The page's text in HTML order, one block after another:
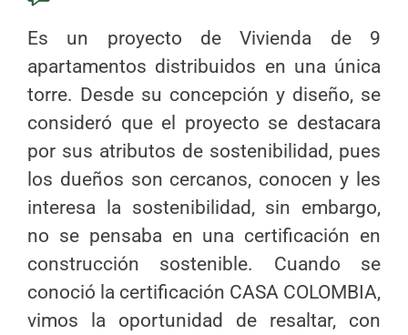
Es un proyecto de Vivienda de 9
apartamentos distribuidos en una única
torre. Desde su concepción y diseño, se
consideró que el proyecto se destacara
por sus atributos de sostenibilidad, pues
los dueños son cercanos, conocen y les
interesa la sostenibilidad, sin embargo,
no se pensaba en una certificación en
construcción sostenible. Cuando se
conoció la certificación CASA COLOMBIA,
vimos la oportunidad de resaltar, con